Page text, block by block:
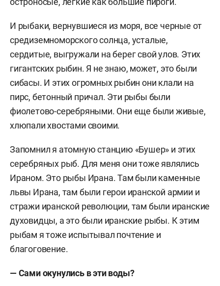
И рыбаки, вернувшиеся из моря, все черные от
средиземноморского солнца, усталые,
сердитые, выгружали на берег свой улов. Этих
гигантских рыбин. Я не знаю, может, это были
сибасы. И этих огромных рыбин они клали на
пирс, бетонный причал. Эти рыбы были
фиолетово-серебряными. Они еще были живые,
хлюпали хвостами своими.
Запомнил я атомную станцию «Бушер» и этих
серебряных рыб. Для меня они тоже являлись
Ираном. Это рыбы Ирана. Там были каменные
львы Ирана, там были герои иранской армии и
стражи иранской революции, там были иранские
духовидцы, а это были иранские рыбы. К этим
рыбам я тоже испытывал почтение и
благоговение.
— Сами окунулись в эти воды?